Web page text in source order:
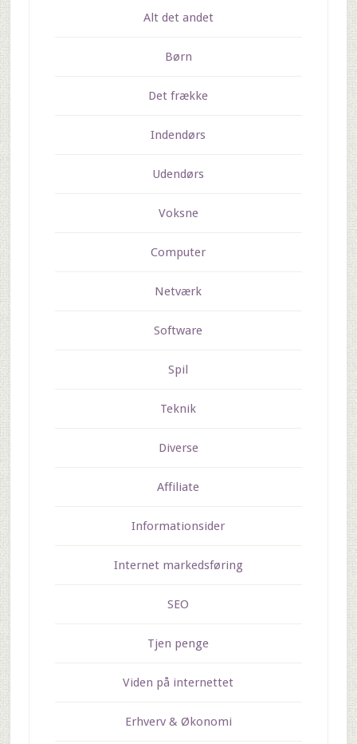
Alt det andet
Børn
Det frække
Indendørs
Udendørs
Voksne
Computer
Netværk
Software
Spil
Teknik
Diverse
Affiliate
Informationsider
Internet markedsføring
SEO
Tjen penge
Viden på internettet
Erhverv & Økonomi